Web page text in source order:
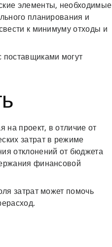
элементы, необходимые
планирования и
к минимуму отходы и
поставщиками могут
на проект, в отличие от
затрат в режиме
отклонений от бюджета
финансовой
затрат может помочь